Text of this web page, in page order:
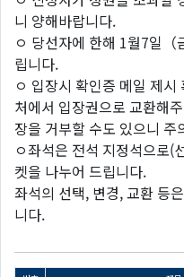
니 양해바랍니다.
ㅇ 당선자에 한해 1월7일
립니다.
ㅇ 입장시 확인증 메일 제
처에서 입장권으로 교환해
장을 거부할 수도 있으니 주
ㅇ좌석은 전석 지정석으로(
켓을 나누어 드립니다.
좌석의 선택, 변경, 교환 등
니다.